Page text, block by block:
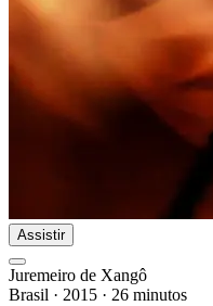
Assistir
Juremeiro de Xangô
Brasil · 2015 · 26 minutos